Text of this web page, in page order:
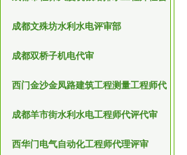
成都文殊坊水利水电评审部
成都双桥子机电代审
西门金沙金凤路建筑工程测量工程师代
成都羊市街水利水电工程师代评代审
西华门电气自动化工程师代理评审